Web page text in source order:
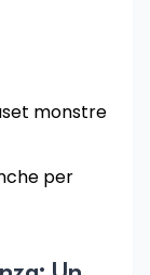
monstre
per